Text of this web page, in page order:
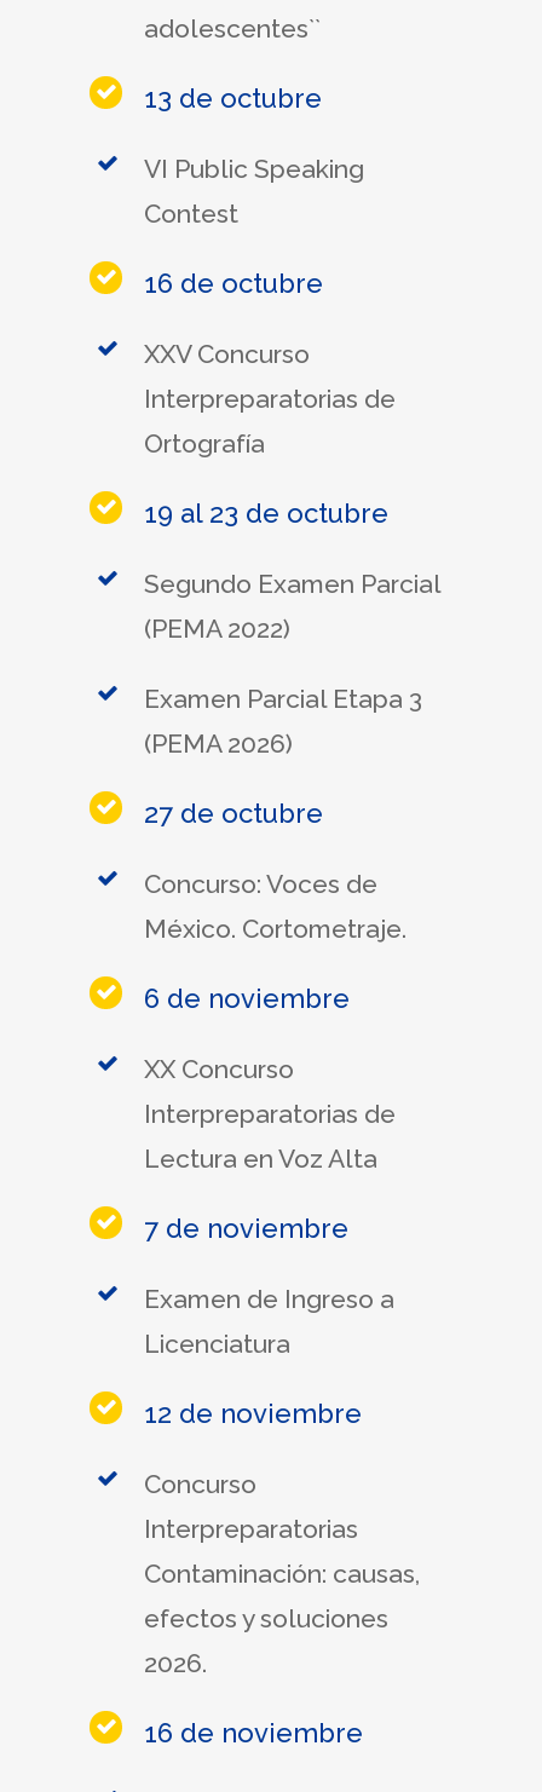
adolescentes``
13 de octubre
VI Public Speaking
Contest
16 de octubre
XXV Concurso
Interpreparatorias de
Ortografía
19 al 23 de octubre
Segundo Examen Parcial
(PEMA 2022)
Examen Parcial Etapa 3
(PEMA 2026)
27 de octubre
Concurso: Voces de
México. Cortometraje.
6 de noviembre
XX Concurso
Interpreparatorias de
Lectura en Voz Alta
7 de noviembre
Examen de Ingreso a
Licenciatura
12 de noviembre
Concurso
Interpreparatorias
Contaminación: causas,
efectos y soluciones
2026.
16 de noviembre